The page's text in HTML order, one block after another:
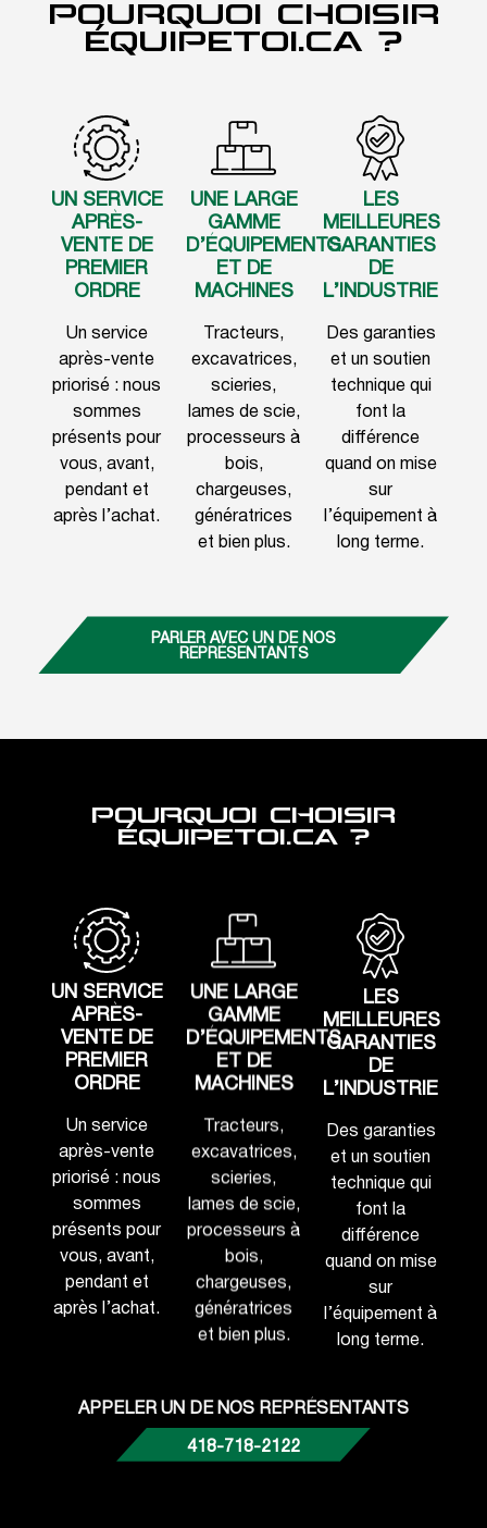
POURQUOI CHOISIR
ÉQUIPETOI.CA ?
UN SERVICE
APRÈS-
VENTE DE
PREMIER
ORDRE
Un service
après-vente
priorisé : nous
sommes
présents pour
vous, avant,
pendant et
après l’achat.
UNE LARGE
GAMME
D’ÉQUIPEMENTS
ET DE
MACHINES
Tracteurs,
excavatrices,
scieries,
lames de scie,
processeurs à
bois,
chargeuses,
génératrices
et bien plus.
LES
MEILLEURES
GARANTIES
DE
L’INDUSTRIE
Des garanties
et un soutien
technique qui
font la
différence
quand on mise
sur
l’équipement à
long terme.
PARLER AVEC UN DE NOS
REPRÉSENTANTS
POURQUOI CHOISIR
ÉQUIPETOI.CA ?
UN SERVICE
APRÈS-
VENTE DE
PREMIER
ORDRE
Un service
après-vente
priorisé : nous
sommes
présents pour
vous, avant,
pendant et
après l’achat.
UNE LARGE
GAMME
D’ÉQUIPEMENTS
ET DE
MACHINES
Tracteurs,
excavatrices,
scieries,
lames de scie,
processeurs à
bois,
chargeuses,
génératrices
et bien plus.
LES
MEILLEURES
GARANTIES
DE
L’INDUSTRIE
Des garanties
et un soutien
technique qui
font la
différence
quand on mise
sur
l’équipement à
long terme.
APPELER UN DE NOS REPRÉSENTANTS
418-718-2122